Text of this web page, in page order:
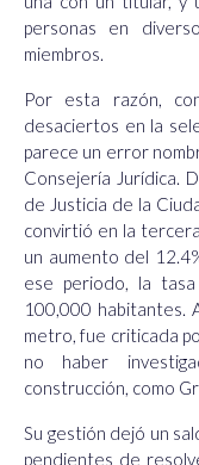
personas en
miembros.
Por esta razón,
desaciertos en la
parece un error
Consejería Jurídica.
de Justicia de la
convirtió en la
un aumento del
ese periodo, la
100,000 habitantes.
metro, fue criticada
no haber
construcción, como
Su gestión dejó un
pendientes de